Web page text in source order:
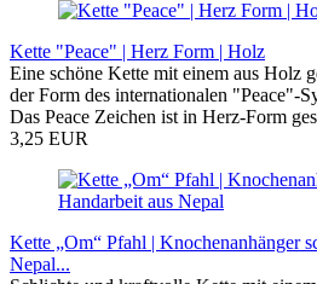
Kette "Peace" | Herz Form | Holz
Eine schöne Kette mit einem aus Holz
der Form des internationalen "Peace"-
Das Peace Zeichen ist in Herz-Form
3,25 EUR
Kette „Om“ Pfahl | Knochenanhänger
Nepal...